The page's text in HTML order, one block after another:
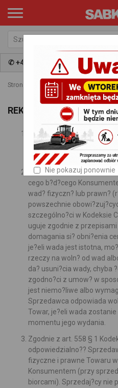
✆ +48 797 009 981
Strona główna Reklamacje
REKLAMACJE
Do reklamacji Towarów
zastosowanie znajduj?
obowi?zuj?cego.
Warunki
cego b?d?cego
wad? fizyczn? lub prawn?
powszechnie
szczególno?ci w Kodeksie
uguje zgodnie z
domagania si? obni?enia
je?eli wada jest istotna,
rzeczy na woln? od wad
da? usuni?cia wady, chyba
zgodno?ci z umow? w
jest niemo?liwe albo
Sprzedawca odpowiada
Towar, je?eli wada
momentu jego wydania.
Zgodnie z art. 558 § 1
odpowiedzialno??
fizyczne i prawne Towaru
Konsumentem (przy
biorcami). Sprzedaj?cy nie
Nie pokazuj ponownie